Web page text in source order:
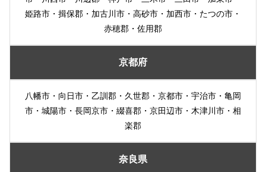
姫路市・揖保郡・加古川市・高砂市・加西市・たつの市・
赤穂郡・佐用郡
京都府
八幡市・向日市・乙訓郡・久世郡・京都市・宇治市・亀岡
市・城陽市・長岡京市・綴喜郡・京田辺市・木津川市・相
楽郡
奈良県